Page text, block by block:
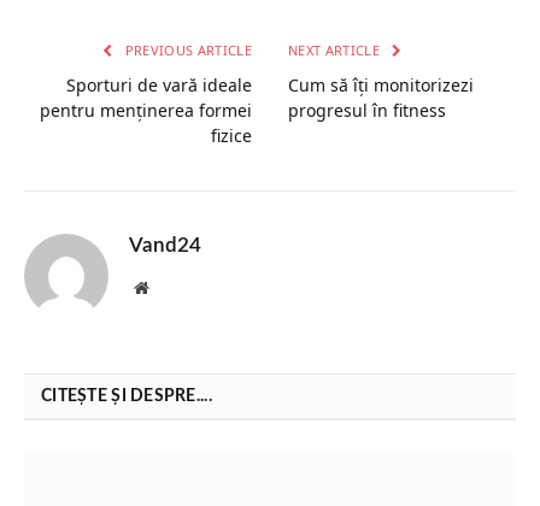
PREVIOUS ARTICLE
Sporturi de vară ideale
pentru menținerea formei
fizice
NEXT ARTICLE
Cum să îți monitorizezi
progresul în fitness
Vand24
Website
CITEȘTE ȘI DESPRE....